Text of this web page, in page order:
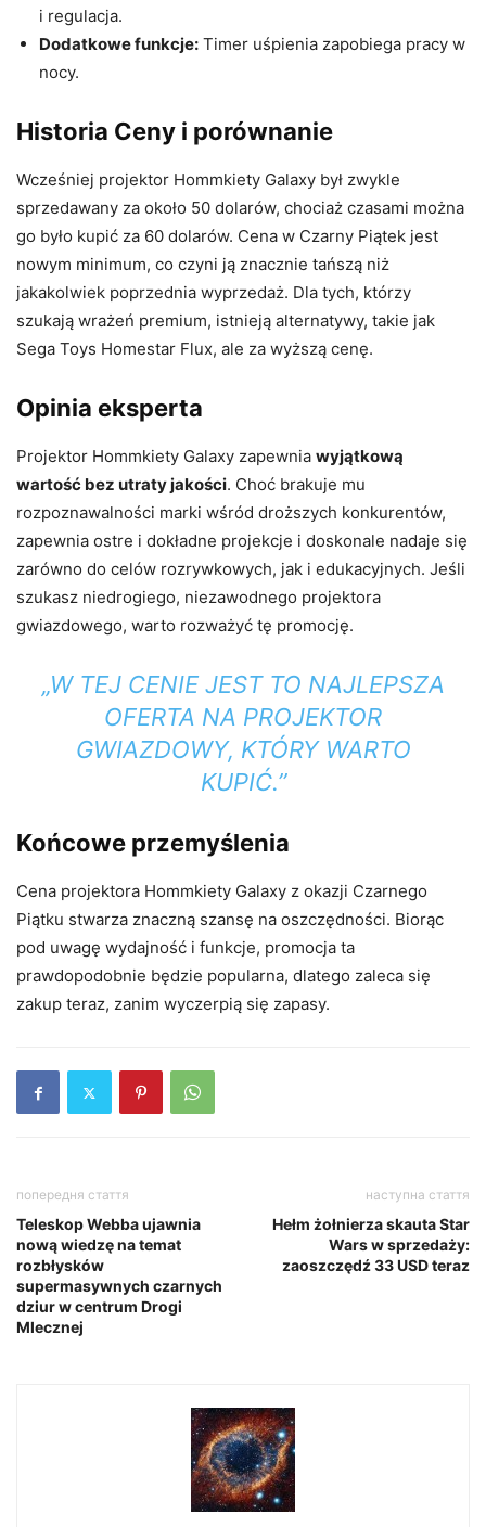
i regulacja.
Dodatkowe funkcje: Timer uśpienia zapobiega pracy w
nocy.
Historia Ceny i porównanie
Wcześniej projektor Hommkiety Galaxy był zwykle
sprzedawany za około 50 dolarów, chociaż czasami można
go było kupić za 60 dolarów. Cena w Czarny Piątek jest
nowym minimum, co czyni ją znacznie tańszą niż
jakakolwiek poprzednia wyprzedaż. Dla tych, którzy
szukają wrażeń premium, istnieją alternatywy, takie jak
Sega Toys Homestar Flux, ale za wyższą cenę.
Opinia eksperta
Projektor Hommkiety Galaxy zapewnia wyjątkową
wartość bez utraty jakości. Choć brakuje mu
rozpoznawalności marki wśród droższych konkurentów,
zapewnia ostre i dokładne projekcje i doskonale nadaje się
zarówno do celów rozrywkowych, jak i edukacyjnych. Jeśli
szukasz niedrogiego, niezawodnego projektora
gwiazdowego, warto rozważyć tę promocję.
„W TEJ CENIE JEST TO NAJLEPSZA
OFERTA NA PROJEKTOR
GWIAZDOWY, KTÓRY WARTO
KUPIĆ.”
Końcowe przemyślenia
Cena projektora Hommkiety Galaxy z okazji Czarnego
Piątku stwarza znaczną szansę na oszczędności. Biorąc
pod uwagę wydajność i funkcje, promocja ta
prawdopodobnie będzie popularna, dlatego zaleca się
zakup teraz, zanim wyczerpią się zapasy.
попередня стаття
Teleskop Webba ujawnia
nową wiedzę na temat
rozbłysków
supermasywnych czarnych
dziur w centrum Drogi
Mlecznej
наступна стаття
Hełm żołnierza skauta Star
Wars w sprzedaży:
zaoszczędź 33 USD teraz